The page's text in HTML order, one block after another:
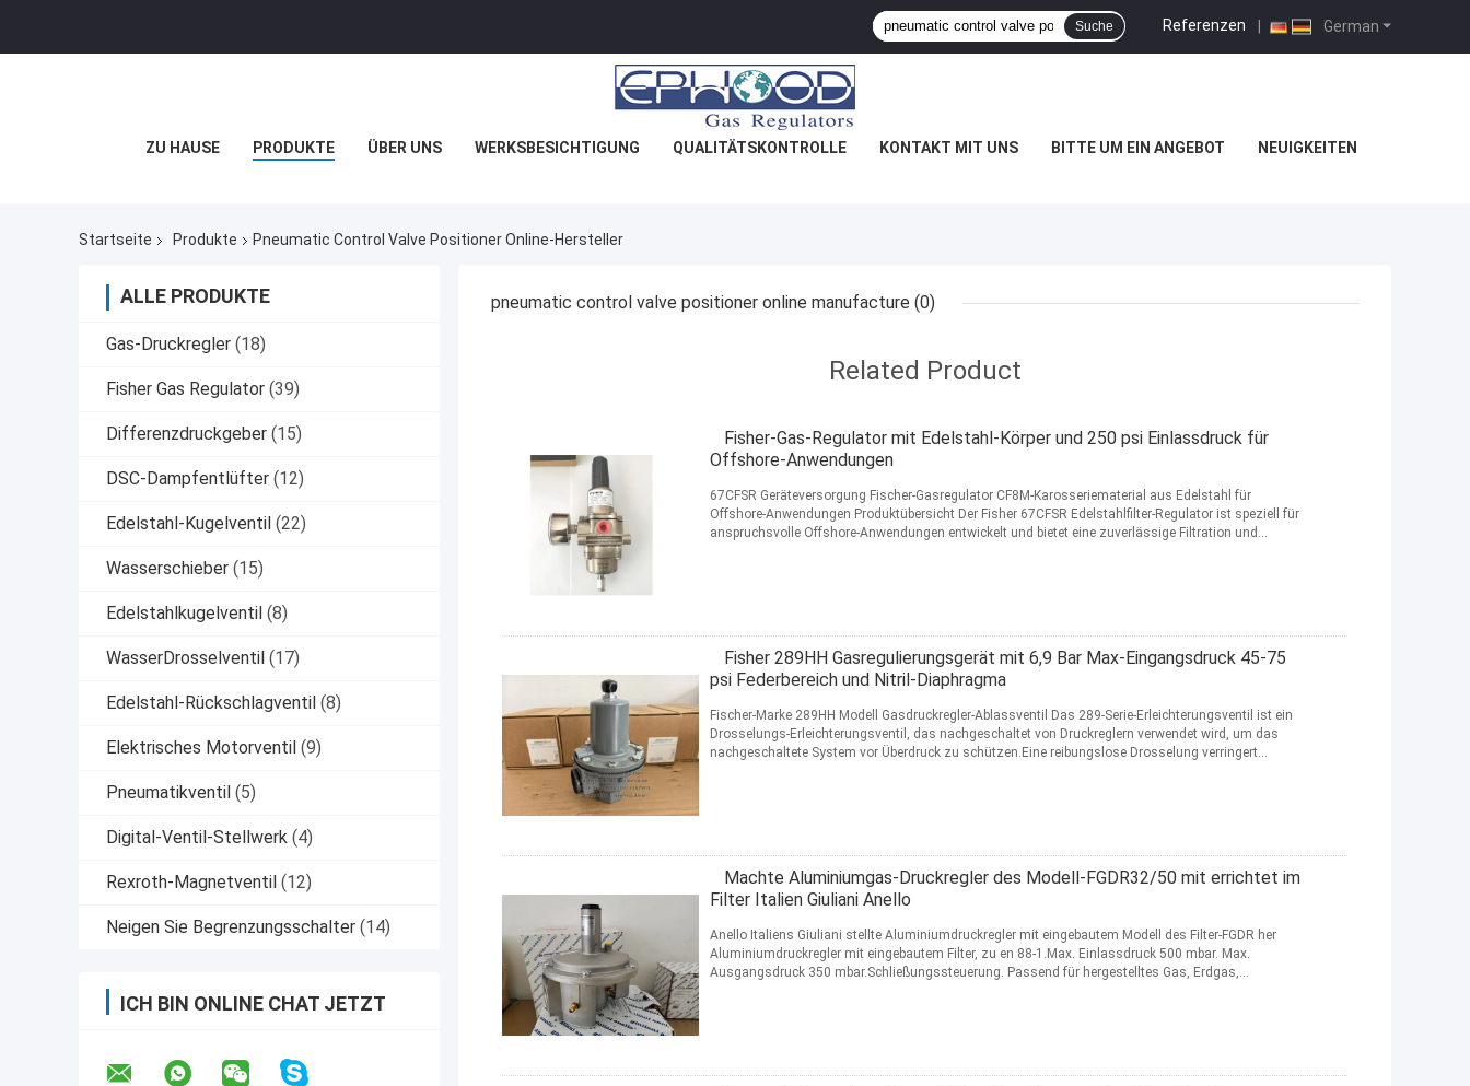
German
Referenzen |
Suche
ZU HAUSE PRODUKTE ÜBER UNS WERKSBESICHTIGUNG QUALITÄTSKONTROLLE KONTAKT MIT UNS BITTE UM EIN ANGEBOT NEUIGKEITEN
Startseite Produkte Pneumatic Control Valve Positioner Online-Hersteller
ALLE PRODUKTE
Gas-Druckregler (18)
Fisher Gas Regulator (39)
Differenzdruckgeber (15)
DSC-Dampfentlüfter (12)
Edelstahl-Kugelventil (22)
Wasserschieber (15)
Edelstahlkugelventil (8)
WasserDrosselventil (17)
Edelstahl-Rückschlagventil (8)
Elektrisches Motorventil (9)
Pneumatikventil (5)
Digital-Ventil-Stellwerk (4)
Rexroth-Magnetventil (12)
Neigen Sie Begrenzungsschalter (14)
ICH BIN ONLINE CHAT JETZT
pneumatic control valve positioner online manufacture (0)
Related Product
Fisher-Gas-Regulator mit Edelstahl-Körper und 250 psi Einlassdruck für
Offshore-Anwendungen
67CFSR Geräteversorgung Fischer-Gasregulator CF8M-Karosseriematerial aus Edelstahl für
Offshore-Anwendungen Produktübersicht Der Fisher 67CFSR Edelstahlfilter-Regulator ist speziell für
anspruchsvolle Offshore-Anwendungen entwickelt und bietet eine zuverlässige Filtration und
Fisher 289HH Gasregulierungsgerät mit 6,9 Bar Max-Eingangsdruck 45-75
psi Federbereich und Nitril-Diaphragma
Fischer-Marke 289HH Modell Gasdruckregler-Ablassventil Das 289-Serie-Erleichterungsventil ist ein
Drosselungs-Erleichterungsventil, das nachgeschaltet von Druckreglern verwendet wird, um das
nachgeschaltete System vor Überdruck zu schützen.Eine reibungslose Drosselung verringert
Machte Aluminiumgas-Druckregler des Modell-FGDR32/50 mit errichtet im
Filter Italien Giuliani Anello
Anello Italiens Giuliani stellte Aluminiumdruckregler mit eingebautem Modell des Filter-FGDR her
Aluminiumdruckregler mit eingebautem Filter, zu en 88-1.Max. Einlassdruck 500 mbar. Max.
Ausgangsdruck 350 mbar.Schließungssteuerung. Passend für hergestelltes Gas, Erdgas,